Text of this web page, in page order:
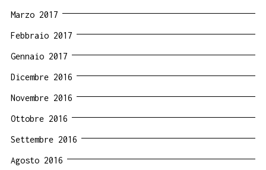
Marzo 2017
Febbraio 2017
Gennaio 2017
Dicembre 2016
Novembre 2016
Ottobre 2016
Settembre 2016
Agosto 2016